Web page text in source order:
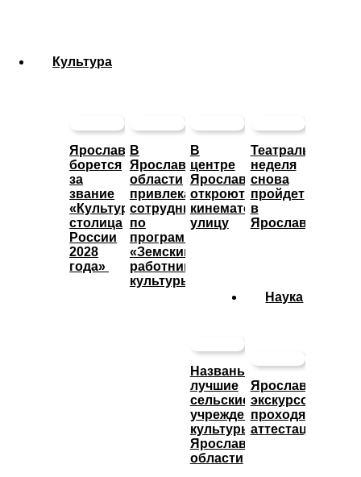
Культура
Ярославль
борется
за
звание
«Культурная
столица
России
2028
года»
В
Ярославской
области
привлекают
сотрудников
по
программе
«Земский
работник
культуры»
В
центре
Ярославле
откроют
кинематографическую
улицу
Театральная
неделя
снова
пройдет
в
Ярославле
Названы
лучшие
сельские
учреждения
культуры
Ярославской
области
Наука
Ярославские
экскурсоводы
проходят
аттестацию